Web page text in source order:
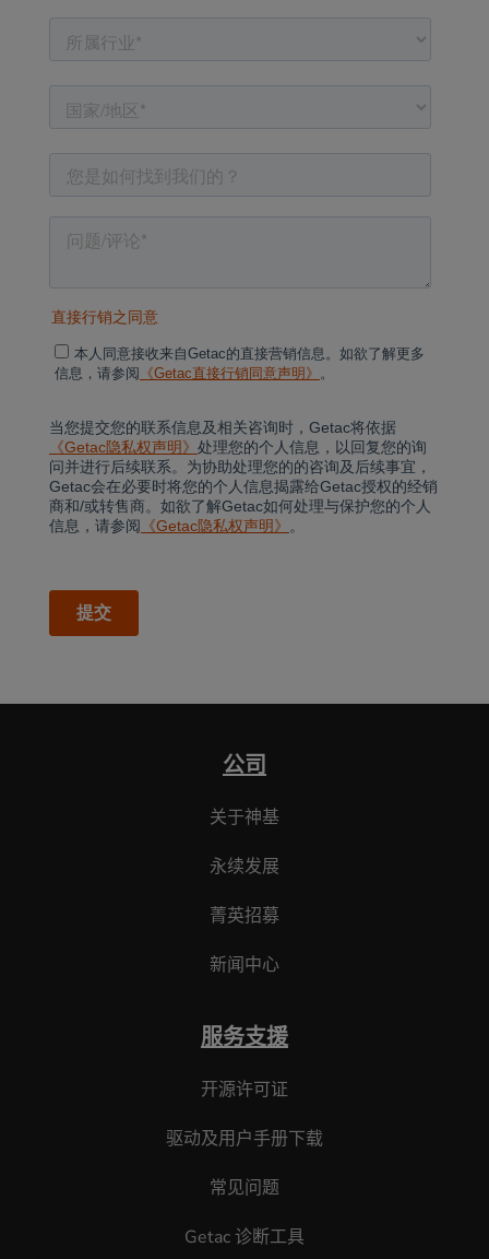
公司
关于神基
永续发展
菁英招募
新闻中心
服务支援
开源许可证
驱动及用户手册下载
常见问题
Getac 诊断工具